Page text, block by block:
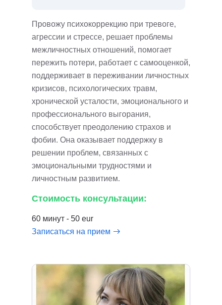
Провожу психокоррекцию при тревоге,
агрессии и стрессе, решает проблемы
межличностных отношений, помогает
пережить потери, работает с самооценкой,
поддерживает в переживании личностных
кризисов, психологических травм,
хронической усталости, эмоционального и
профессионального выгорания,
способствует преодолению страхов и
фобии. Она оказывает поддержку в
решении проблем, связанных с
эмоциональными трудностями и
личностным развитием.
Стоимость консультации:
60 минут - 50 eur
Записаться на прием